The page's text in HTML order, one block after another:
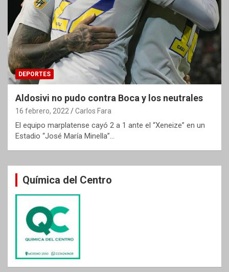
DEPORTES
Aldosivi no pudo contra Boca y los neutrales
16 febrero, 2022 Carlos Fara
El equipo marplatense cayó 2 a 1 ante el “Xeneize” en un
Estadio “José María Minella”…
Química del Centro